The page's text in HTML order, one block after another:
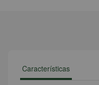
Características